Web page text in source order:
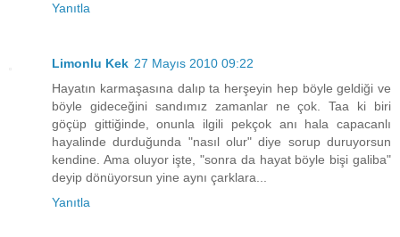
Yanıtla
Limonlu Kek 27 Mayıs 2010 09:22
Hayatın karmaşasına dalıp ta herşeyin hep böyle geldiği ve
böyle gideceğini sandımız zamanlar ne çok. Taa ki biri
göçüp gittiğinde, onunla ilgili pekçok anı hala capacanlı
hayalinde durduğunda "nasıl olur" diye sorup duruyorsun
kendine. Ama oluyor işte, "sonra da hayat böyle bişi galiba"
deyip dönüyorsun yine aynı çarklara...
Yanıtla